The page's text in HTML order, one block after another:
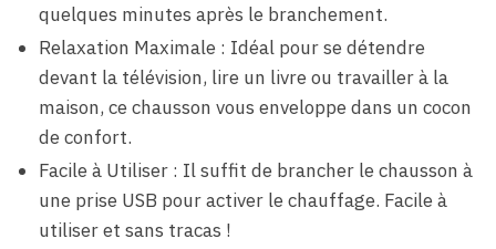
quelques minutes après le branchement.
Relaxation Maximale : Idéal pour se détendre
devant la télévision, lire un livre ou travailler à la
maison, ce chausson vous enveloppe dans un cocon
de confort.
Facile à Utiliser : Il suffit de brancher le chausson à
une prise USB pour activer le chauffage. Facile à
utiliser et sans tracas !